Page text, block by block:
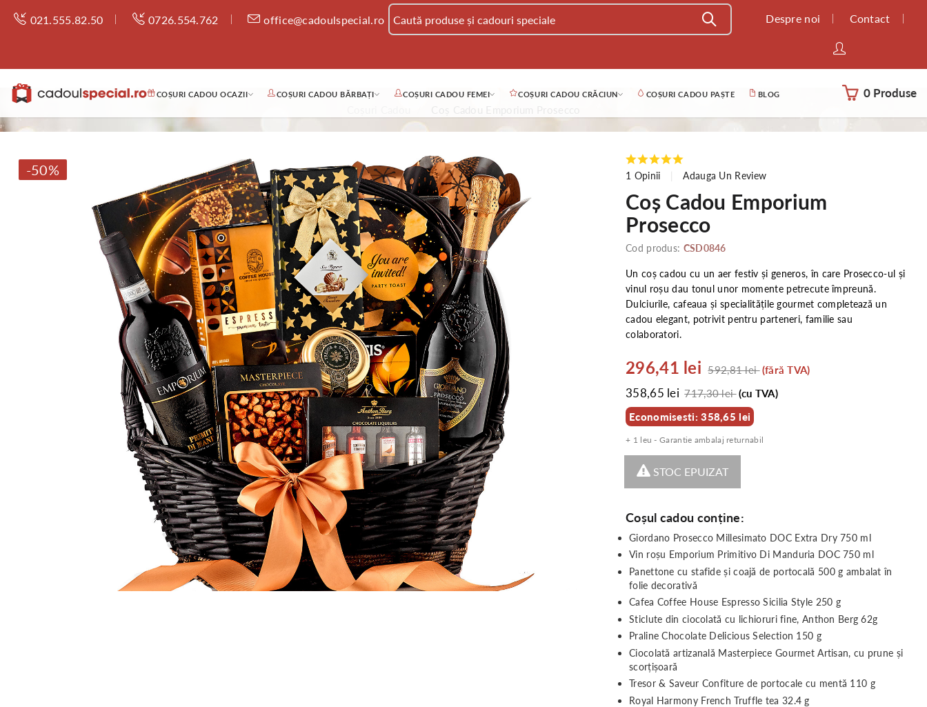
021.555.82.50 0726.554.762 office@cadoulspecial.ro Despre noi Contact
COȘURI CADOU OCAZII COȘURI CADOU BĂRBAȚI COȘURI CADOU FEMEI COȘURI CADOU CRĂCIUN COȘURI CADOU PAȘTE BLOG 0 Produse
-50% 1 Opinii Adauga Un Review
Coș Cadou Emporium
Prosecco
Cod produs: CSD0846
Un coș cadou cu un aer festiv și generos, în care Prosecco-ul și
vinul roșu dau tonul unor momente petrecute împreună.
Dulciurile, cafeaua și specialitățile gourmet completează un
cadou elegant, potrivit pentru parteneri, familie sau
colaboratori.
296,41 lei 592,81 lei(fără TVA)
358,65 lei 717,30 lei(cu TVA)
Economisesti: 358,65 lei
+ 1 leu - Garantie ambalaj returnabil
STOC EPUIZAT
Coșul cadou conține:
Giordano Prosecco Millesimato DOC Extra Dry 750 ml
Vin roșu Emporium Primitivo Di Manduria DOC 750 ml
Panettone cu stafide și coajă de portocală 500 g ambalat în
folie decorativă
Cafea Coffee House Espresso Sicilia Style 250 g
Sticlute din ciocolată cu lichioruri fine, Anthon Berg 62g
Praline Chocolate Delicious Selection 150 g
Ciocolată artizanală Masterpiece Gourmet Artisan, cu prune și
scorțișoară
Tresor & Saveur Confiture de portocale cu mentă 110 g
Royal Harmony French Truffle tea 32.4 g